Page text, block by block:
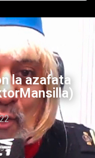
la azafata